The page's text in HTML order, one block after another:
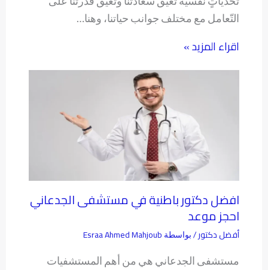
التّعامل مع مختلف جوانب حياتنا، وهنا…
اقراء المزيد »
افضل دكتور باطنية في مستشفى الجدعاني
احجز موعد
أفضل دكتور/ بواسطة Esraa Ahmed Mahjoub
مستشفى الجدعاني هي من أهم المستشفيات